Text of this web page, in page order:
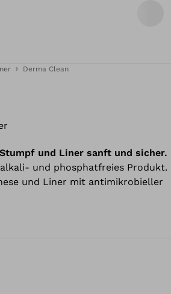
Derma Clean
und Liner sanft und sicher.
und phosphatfreies Produkt.
und Liner mit antimikrobieller